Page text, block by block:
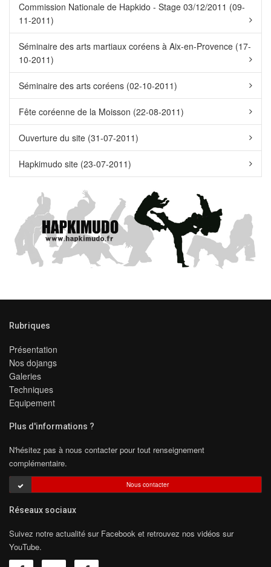
Commission Nationale de Hapkido - Stage 03/12/2011 (09-
11-2011)
Séminaire des arts martiaux coréens à Aix-en-Provence (17-
10-2011)
Séminaire des arts coréens (02-10-2011)
Fête coréenne de la Moisson (22-08-2011)
Ouverture du site (31-07-2011)
Hapkimudo site (23-07-2011)
Rubriques
Présentation
Nos dojangs
Galeries
Techniques
Equipement
Plus d'informations ?
N'hésitez pas à nous contacter pour tout renseignement
complémentaire.
Nous contacter
Réseaux sociaux
Suivez notre actualité sur Facebook et retrouvez nos vidéos sur
YouTube.